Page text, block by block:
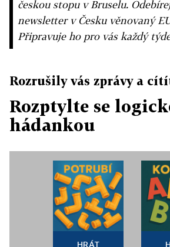
českou stopu v Bruselu.
newsletter v Česku věnovaný
Připravuje ho pro vás každý
Rozrušily vás zprávy a
Rozptylte se
hádankou
HRÁT